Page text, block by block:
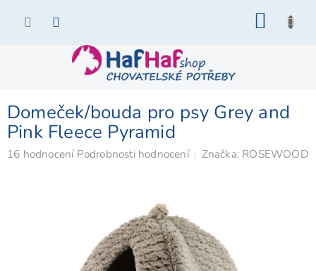
Domeček/bouda pro psy Grey and
Pink Fleece Pyramid
Průměrné
16 hodnocení Podrobnosti hodnocení Značka: ROSEWOOD